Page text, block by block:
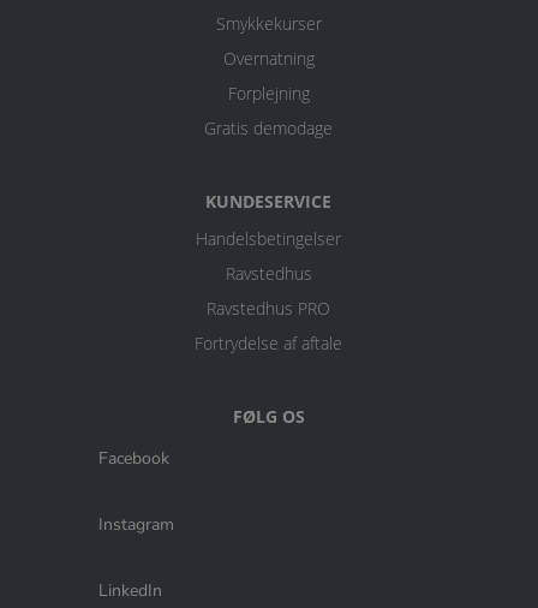
Smykkekurser
Overnatning
Forplejning
Gratis demodage
KUNDESERVICE
Handelsbetingelser
Ravstedhus
Ravstedhus PRO
Fortrydelse af aftale
FØLG OS
Facebook
Instagram
LinkedIn